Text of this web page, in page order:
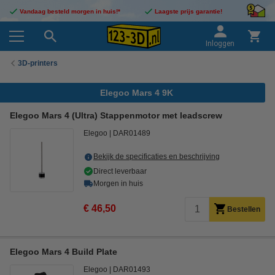
Vandaag besteld morgen in huis!* Laagste prijs garantie!
Inloggen
3D-printers
Elegoo Mars 4 9K
Elegoo Mars 4 (Ultra) Stappenmotor met leadscrew
Elegoo DAR01489
Bekijk de specificaties en beschrijving
Direct leverbaar
Morgen in huis
€ 46,50 Bestellen
Elegoo Mars 4 Build Plate
Elegoo DAR01493